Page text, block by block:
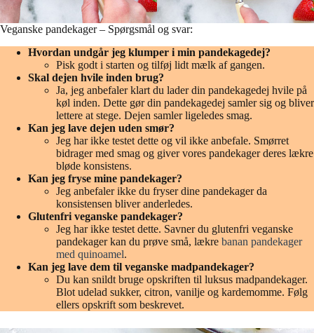
Veganske pandekager – Spørgsmål og svar:
Hvordan undgår jeg klumper i min pandekagedej?
Pisk godt i starten og tilføj lidt mælk af gangen.
Skal dejen hvile inden brug?
Ja, jeg anbefaler klart du lader din pandekagedej hvile på
køl inden. Dette gør din pandekagedej samler sig og bliver
lettere at stege. Dejen samler ligeledes smag.
Kan jeg lave dejen uden smør?
Jeg har ikke testet dette og vil ikke anbefale. Smørret
bidrager med smag og giver vores pandekager deres lækre
bløde konsistens.
Kan jeg fryse mine pandekager?
Jeg anbefaler ikke du fryser dine pandekager da
konsistensen bliver anderledes.
Glutenfri veganske pandekager?
Jeg har ikke testet dette. Savner du glutenfri veganske
pandekager kan du prøve små, lækre banan pandekager
med quinoamel.
Kan jeg lave dem til veganske madpandekager?
Du kan snildt bruge opskriften til luksus madpandekager.
Blot udelad sukker, citron, vanilje og kardemomme. Følg
ellers opskrift som beskrevet.